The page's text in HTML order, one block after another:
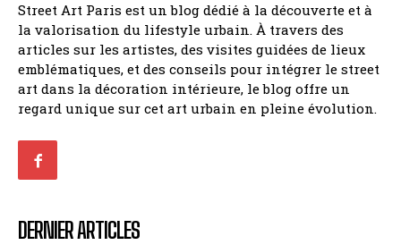
Street Art Paris est un blog dédié à la découverte et à
la valorisation du lifestyle urbain. À travers des
articles sur les artistes, des visites guidées de lieux
emblématiques, et des conseils pour intégrer le street
art dans la décoration intérieure, le blog offre un
regard unique sur cet art urbain en pleine évolution.
DERNIER ARTICLES